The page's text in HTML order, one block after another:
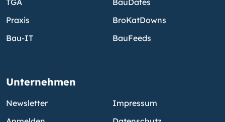
Praxis
Bau-IT
BroKatDowns
BauFeeds
Unternehmen
Newsletter
Impressum